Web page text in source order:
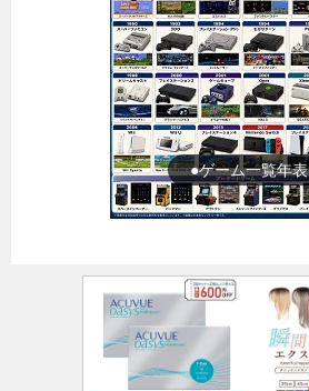
●ゲーム一覧年表